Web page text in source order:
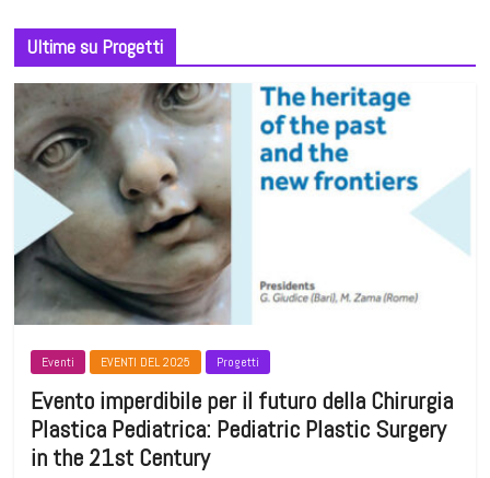
Ultime su Progetti
Eventi EVENTI DEL 2025 Progetti
Evento imperdibile per il futuro della Chirurgia
Plastica Pediatrica: Pediatric Plastic Surgery
in the 21st Century